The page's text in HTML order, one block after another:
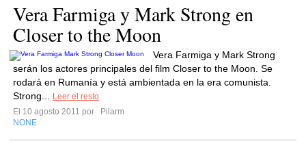
Vera Farmiga y Mark Strong en
Closer to the Moon
Vera Farmiga y Mark Strong
serán los actores principales del film Closer to the Moon. Se
rodará en Rumanía y está ambientada en la era comunista.
Strong...
Leer el resto
El 10 agosto 2011 por
Pilarm
NONE